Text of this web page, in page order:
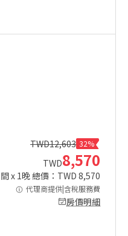
TWD12,603 32%
TWD8,570
間 x 1晚 總價：TWD 8,570
代理商提供|含稅服務費
房價明細